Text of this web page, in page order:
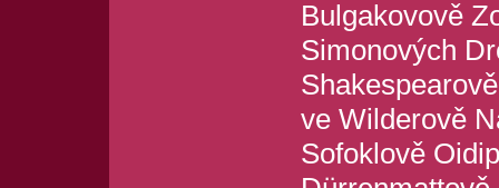
Bulgakovově
Simonových
ve Wilderově
Sofoklově